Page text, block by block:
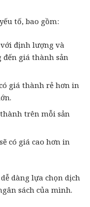
tố, bao gồm:
định lượng và
giá thành sản
giá thành rẻ hơn in
trên mỗi sản
có giá cao hơn in
dàng lựa chọn dịch
sách của mình.